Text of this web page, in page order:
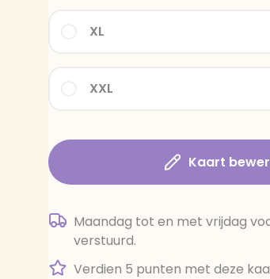
XXL
XL
Kaart
Maandag tot en met vrijdag
verstuurd.
Verdien 5 punten met deze